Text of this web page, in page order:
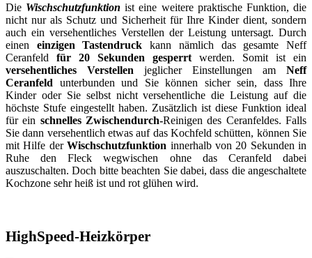
Die Wischschutzfunktion ist eine weitere praktische Funktion, die
nicht nur als Schutz und Sicherheit für Ihre Kinder dient, sondern
auch ein versehentliches Verstellen der Leistung untersagt. Durch
einen einzigen Tastendruck kann nämlich das gesamte Neff
Ceranfeld für 20 Sekunden gesperrt werden. Somit ist ein
versehentliches Verstellen jeglicher Einstellungen am Neff
Ceranfeld unterbunden und Sie können sicher sein, dass Ihre
Kinder oder Sie selbst nicht versehentliche die Leistung auf die
höchste Stufe eingestellt haben. Zusätzlich ist diese Funktion ideal
für ein schnelles Zwischendurch-Reinigen des Ceranfeldes. Falls
Sie dann versehentlich etwas auf das Kochfeld schütten, können Sie
mit Hilfe derWischschutzfunktion innerhalb von 20 Sekunden in
Ruhe den Fleck wegwischen ohne das Ceranfeld dabei
auszuschalten. Doch bitte beachten Sie dabei, dass die angeschaltete
Kochzone sehr heiß ist und rot glühen wird.
HighSpeed-Heizkörper